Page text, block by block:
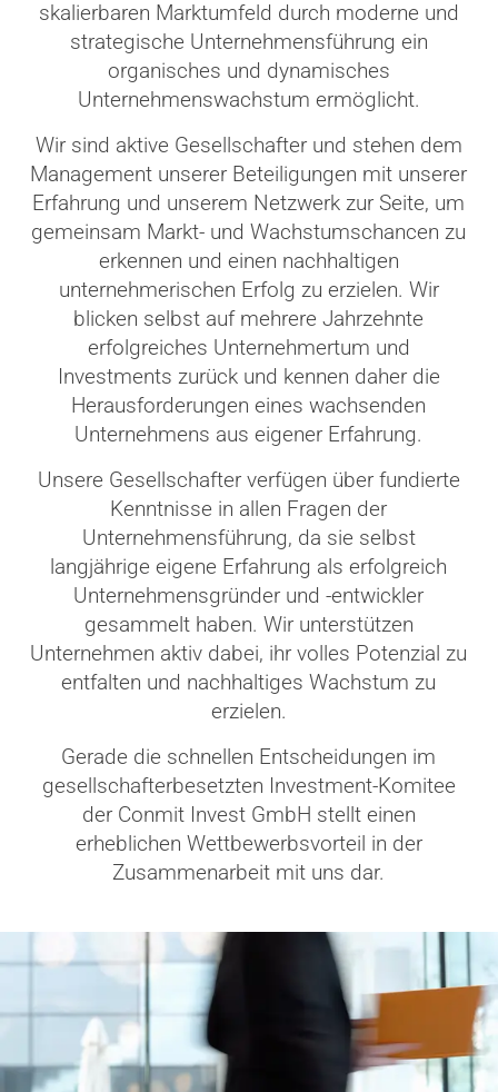
skalierbaren Marktumfeld durch moderne und
strategische Unternehmensführung ein
organisches und dynamisches
Unternehmenswachstum ermöglicht.
Wir sind aktive Gesellschafter und stehen dem
Management unserer Beteiligungen mit unserer
Erfahrung und unserem Netzwerk zur Seite, um
gemeinsam Markt- und Wachstumschancen zu
erkennen und einen nachhaltigen
unternehmerischen Erfolg zu erzielen. Wir
blicken selbst auf mehrere Jahrzehnte
erfolgreiches Unternehmertum und
Investments zurück und kennen daher die
Herausforderungen eines wachsenden
Unternehmens aus eigener Erfahrung.
Unsere Gesellschafter verfügen über fundierte
Kenntnisse in allen Fragen der
Unternehmensführung, da sie selbst
langjährige eigene Erfahrung als erfolgreich
Unternehmensgründer und -entwickler
gesammelt haben. Wir unterstützen
Unternehmen aktiv dabei, ihr volles Potenzial zu
entfalten und nachhaltiges Wachstum zu
erzielen.
Gerade die schnellen Entscheidungen im
gesellschafterbesetzten Investment-Komitee
der Conmit Invest GmbH stellt einen
erheblichen Wettbewerbsvorteil in der
Zusammenarbeit mit uns dar.